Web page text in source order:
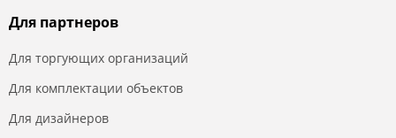
Для партнеров
Для торгующих организаций
Для комплектации объектов
Для дизайнеров